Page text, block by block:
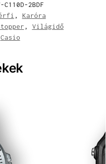
C110D-2BDF
, Karóra
, Világidő
Casio